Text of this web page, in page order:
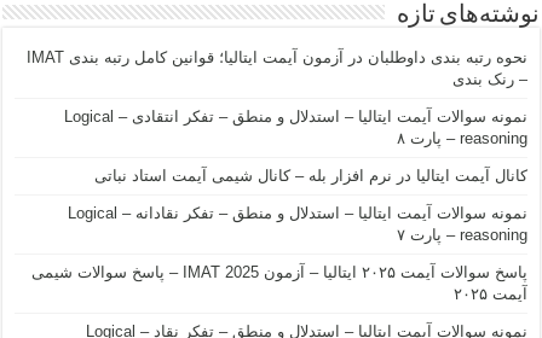
نوشته‌های تازه
نحوه رتبه بندی داوطلبان در آزمون آیمت ایتالیا؛ قوانین کامل رتبه بندی IMAT
– رنک بندی
نمونه سوالات آیمت ایتالیا – استدلال و منطق – تفکر انتقادی – Logical
reasoning – پارت ۸
کانال آیمت ایتالیا در نرم افزار بله – کانال شیمی آیمت استاد نباتی
نمونه سوالات آیمت ایتالیا – استدلال و منطق – تفکر نقادانه – Logical
reasoning – پارت ۷
پاسخ سوالات آیمت ۲۰۲۵ ایتالیا – آزمون IMAT 2025 – پاسخ سوالات شیمی
آیمت ۲۰۲۵
نمونه سوالات آیمت ایتالیا – استدلال و منطق – تفکر نقاد – Logical